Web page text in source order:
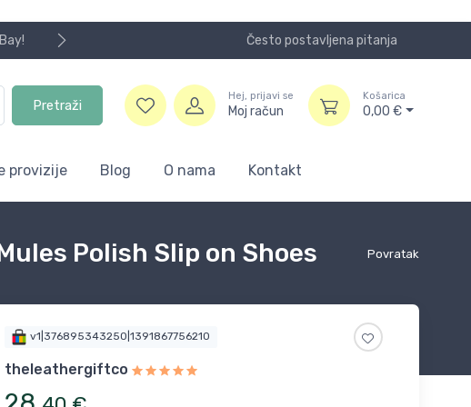
Često postavljena pitanja
Pretraži
Hej, prijavi se
Moj račun
Košarica
0,00 €
provizije Blog O nama Kontakt
Povratak
Polish Slip on Shoes
v1|376895343250|1391867756210
theleathergiftco